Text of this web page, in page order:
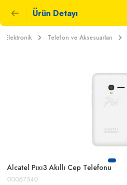
Ürün Detayı
Elektronik Telefon ve Aksesuarları
Alcatel Pıxı3 Akıllı Cep Telefonu
00067540